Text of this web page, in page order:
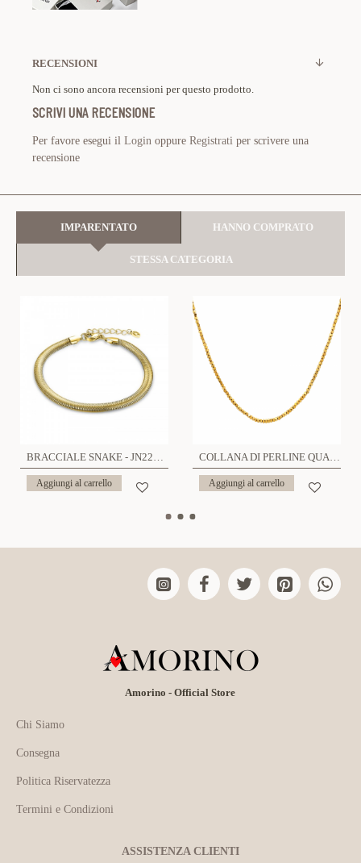
RECENSIONI
Non ci sono ancora recensioni per questo prodotto.
SCRIVI UNA RECENSIONE
Per favore esegui il Login oppure Registrati per scrivere una
recensione
IMPARENTATO HANNO COMPRATO
STESSA CATEGORIA
BRACCIALE SNAKE - JN22312D523/D525
Aggiungi al carrello
COLLANA DI PERLINE QUADRATE - GD23169E839
Aggiungi al carrello
Amorino - Official Store
Chi Siamo
Consegna
Politica Riservatezza
Termini e Condizioni
ASSISTENZA CLIENTI